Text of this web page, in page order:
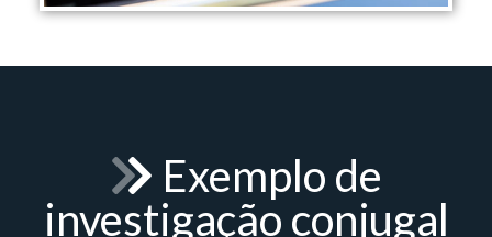
Exemplo de
investigação conjugal